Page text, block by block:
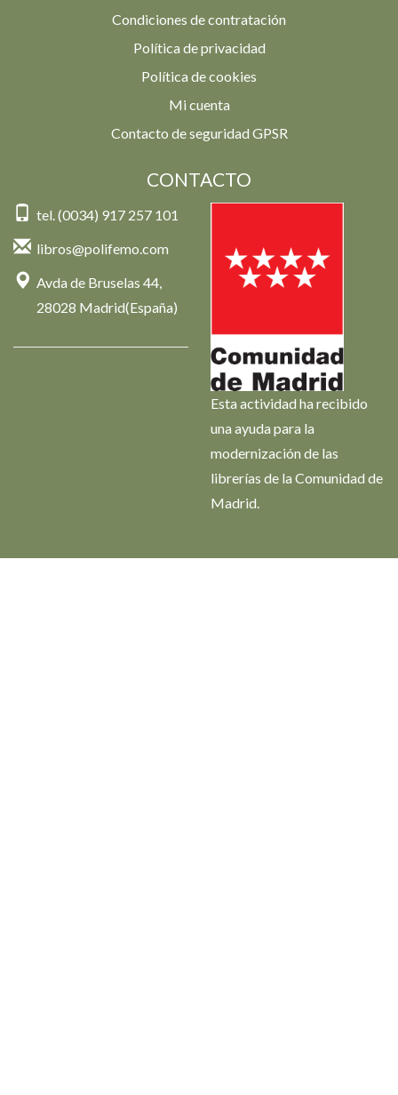
Condiciones de contratación
Política de privacidad
Política de cookies
Mi cuenta
Contacto de seguridad GPSR
CONTACTO
tel. (0034) 917 257 101
libros@polifemo.com
Avda de Bruselas 44,
28028 Madrid(España)
Esta actividad ha recibido
una ayuda para la
modernización de las
librerías de la Comunidad de
Madrid.